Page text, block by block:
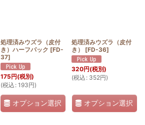
処理済みウズラ（皮付
き）ハーフパック [FD-
37]
175円(税別)
(税込 : 193円)
オプション選択
処理済みウズラ（皮付
き）
[FD-36]
320円(税別)
(税込 : 352円)
オプション選択